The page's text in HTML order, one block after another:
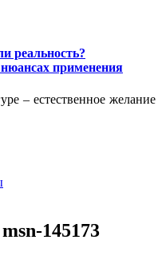
реальность?
применения
– естественное желание
145173